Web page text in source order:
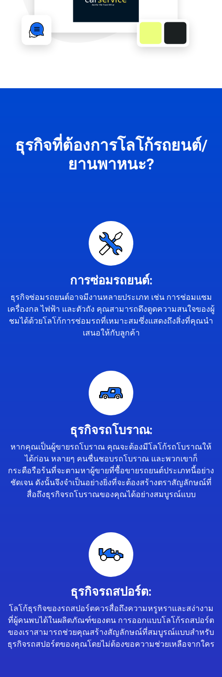
ธุรกิจที่ต้องการโลโก้รถยนต์/
ยานพาหนะ?
การซ่อมรถยนต์:
ธุรกิจซ่อมรถยนต์อาจมีงานหลายประเภท เช่น การซ่อมแซม
เครื่องกล ไฟฟ้า และตัวถัง คุณสามารถดึงดูดความสนใจของผู้
ชมได้ด้วยโลโก้การซ่อมรถที่เหมาะสมซึ่งแสดงถึงสิ่งที่คุณนำ
เสนอให้กับลูกค้า
ธุรกิจรถโบราณ:
หากคุณเป็นผู้ขายรถโบราณ คุณจะต้องมีโลโก้รถโบราณให้
ได้ก่อน หลายๆ คนชื่นชอบรถโบราณ และพวกเขาก็
กระตือรือร้นที่จะตามหาผู้ขายที่ซื้อขายรถยนต์ประเภทนี้อย่าง
ชัดเจน ดังนั้นจึงจำเป็นอย่างยิ่งที่จะต้องสร้างตราสัญลักษณ์ที่
สื่อถึงธุรกิจรถโบราณของคุณได้อย่างสมบูรณ์แบบ
ธุรกิจรถสปอร์ต:
โลโก้ธุรกิจของรถสปอร์ตควรสื่อถึงความหรูหราและสง่างาม
ที่ผู้คนพบได้ในผลิตภัณฑ์ของตน การออกแบบโลโก้รถสปอร์ต
ของเราสามารถช่วยคุณสร้างสัญลักษณ์ที่สมบูรณ์แบบสำหรับ
ธุรกิจรถสปอร์ตของคุณโดยไม่ต้องขอความช่วยเหลือจากใคร